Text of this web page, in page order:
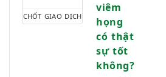
CHỐT GIAO DỊCH
viêm
họng
có thật
sự tốt
không?